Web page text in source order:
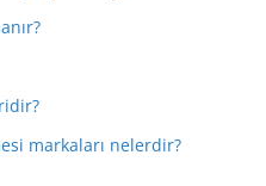
markaları nelerdir?